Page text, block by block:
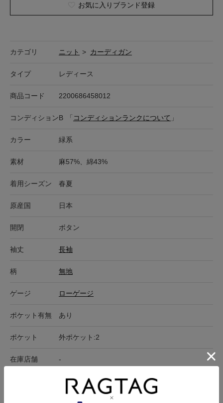
お気に入りブランド登録
カテゴリ ニット > カーディガン
タイプ レディース
商品コード 2200686458012
コンディションB 「 コンディションランクについて 」
カラー 緑系
素材 麻57%、綿43%
着用シーズン 春夏
原産国 日本
開閉 ボタン
袖丈 長袖
柄 無地
ゲージ ローゲージ
ポケット有無 あり
ポケット 外ポケット:2
在庫店舗 -
身幅 袖丈